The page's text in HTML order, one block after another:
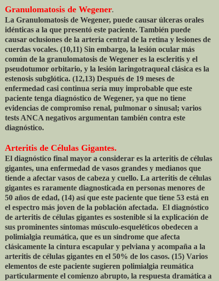
Granulomatosis de Wegener.
La Granulomatosis de Wegener, puede causar úlceras orales
idénticas a la que presentó este paciente. También puede
causar oclusiones de la arteria central de la retina y lesiones de
cuerdas vocales. (10,11) Sin embargo, la lesión ocular más
común de la granulomatosis de Wegener es la escleritis y el
pseudotumor orbitario, y la lesión laringotraqueal clásica es la
estenosis subglótica. (12,13) Después de 19 meses de
enfermedad casi continua sería muy improbable que este
paciente tenga diagnóstico de Wegener, ya que no tiene
evidencias de compromiso renal, pulmonar o sinusal; varios
tests ANCA negativos argumentan también contra este
diagnóstico.
Arteritis de Células Gigantes.
El diagnóstico final mayor a considerar es la arteritis de células
gigantes, una enfermedad de vasos grandes y medianos que
tiende a afectar vasos de cabeza y cuello. La arteritis de células
gigantes es raramente diagnosticada en personas menores de
50 años de edad, (14) así que este paciente que tiene 53 está en
el espectro más joven de la población afectada. El diagnóstico
de arteritis de células gigantes es sostenible si la explicación de
sus prominentes síntomas músculo-esqueléticos obedecen a
polimialgia reumática, que es un síndrome que afecta
clásicamente la cintura escapular y pelviana y acompaña a la
arteritis de células gigantes en el 50% de los casos. (15) Varios
elementos de este paciente sugieren polimialgia reumática
particularmente el comienzo abrupto, la respuesta dramática a